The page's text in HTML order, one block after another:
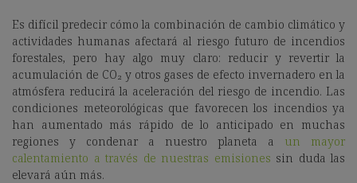
Es difícil predecir cómo la combinación de cambio climático y
actividades humanas afectará al riesgo futuro de incendios
forestales, pero hay algo muy claro: reducir y revertir la
acumulación de CO₂ y otros gases de efecto invernadero en la
atmósfera reducirá la aceleración del riesgo de incendio. Las
condiciones meteorológicas que favorecen los incendios ya
han aumentado más rápido de lo anticipado en muchas
regiones y condenar a nuestro planeta a
un mayor
calentamiento a través de nuestras emisiones sin duda las
elevará aún más.